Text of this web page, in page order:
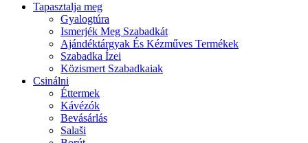
Tapasztalja meg
Gyalogtúra
Ismerjék Meg Szabadkát
Ajándéktárgyak És Kézműves Termékek
Szabadka Ízei
Közismert Szabadkaiak
Csinálni
Éttermek
Kávézók
Bevásárlás
Salaši